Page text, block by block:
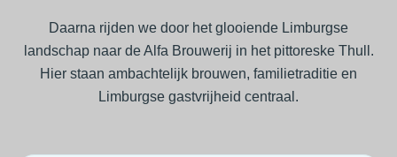
Daarna rijden we door het glooiende Limburgse
landschap naar de Alfa Brouwerij in het pittoreske Thull.
Hier staan ambachtelijk brouwen, familietraditie en
Limburgse gastvrijheid centraal.